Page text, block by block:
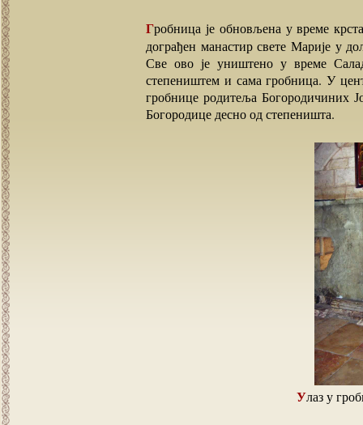
Гробница је обновљена у време крсташа, 11.век када добија данашњи изглед. Изнад ње је
дограђен манастир свете Марије у
Све ово је уништено у време
степеништем и сама гробница. У
гробнице родитеља Богородичиних
Богородице десно од степеништа.
Улаз у